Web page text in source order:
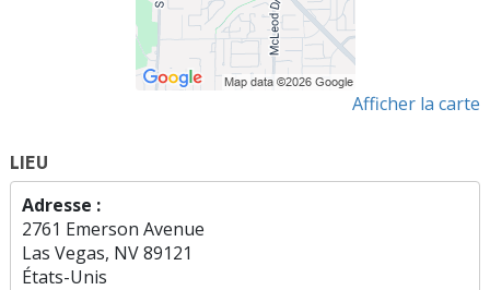
Afficher la carte
LIEU
Adresse :
2761 Emerson Avenue
Las Vegas, NV 89121
États-Unis